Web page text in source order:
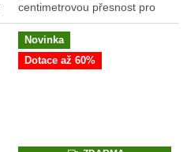
centimetrovou přesnost pro
letecké i pozemní aplikace.
Nabízí vylepšenou stabilitu
signálu a podporu...
Novinka
Dotace až 60%